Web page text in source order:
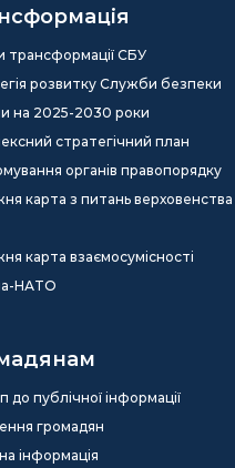
трансформації СБУ
розвитку Служби безпеки
на 2025-2030 роки
стратегічний план
органів правопорядку
карта з питань верховенства
карта взаємосумісності
НАТО
до публічної інформації
громадян
інформація